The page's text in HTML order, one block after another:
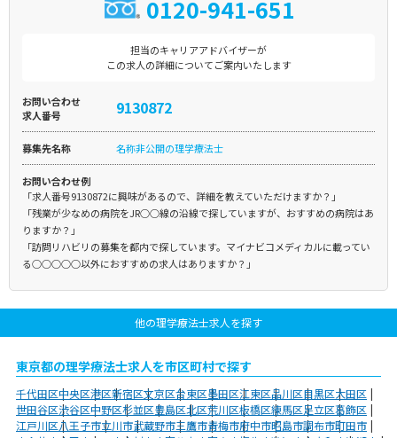
0120-941-651
担当のキャリアアドバイザーが
この求人の詳細についてご案内いたします
お問い合わせ
求人番号
9130872
募集先名称 名称非公開の理学療法士
お問い合わせ例
「求人番号9130872に興味があるので、詳細を教えていただけますか？」
「残業が少なめの病院をJR○○線の沿線で探していますが、おすすめの病院はあ
りますか？」
「訪問リハビリの募集を都内で探しています。マイナビコメディカルに載ってい
る○○○○○以外におすすめの求人はありますか？」
他の理学療法士求人を探す
東京都の理学療法士求人を市区町村で探す
千代田区中央区港区新宿区文京区台東区墨田区江東区品川区目黒区大田区
世田谷区渋谷区中野区杉並区豊島区北区荒川区板橋区練馬区足立区葛飾区
江戸川区八王子市立川市武蔵野市三鷹市青梅市府中市昭島市調布市町田市